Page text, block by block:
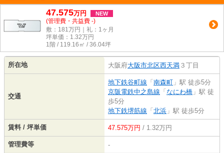
47.575万円 NEW
(管理費・共益費 -)
敷：181万円｜礼：1ヶ月
坪単価： 1.32万円
1階 / 119.16㎡ / 36.04坪
所在地 大阪府大阪市北区西天満 ３丁目
交通
地下鉄谷町線 「 南森町 」駅 徒歩5分
京阪電鉄中之島線 「 なにわ橋 」駅 徒
歩5分
地下鉄堺筋線 「 北浜 」駅 徒歩5分
賃料 / 坪単価 47.575万円 / 1.32万円
管理費等 -